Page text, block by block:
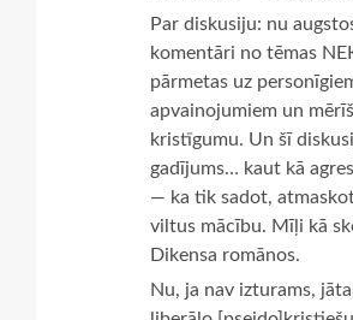
Par diskusiju: nu
komentāri no tēmas
pārmetas uz
apvainojumiem un
kristīgumu. Un šī
gadījums… kaut kā
— ka tik sadot,
viltus mācību. Mīļi kā
Dikensa romānos.
Nu, ja nav izturams,